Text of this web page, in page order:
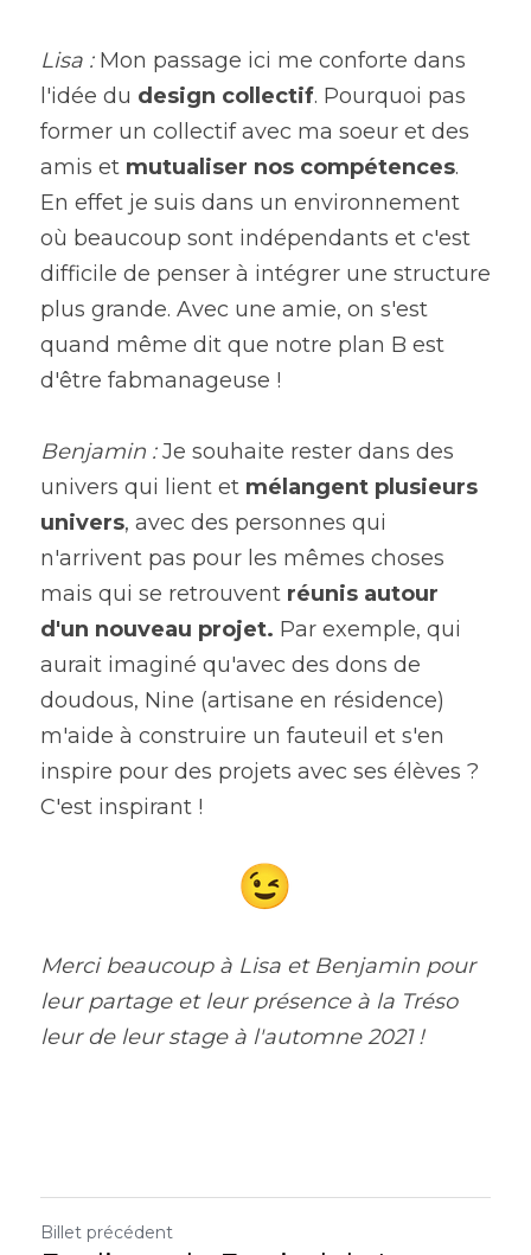
Lisa : Mon passage ici me conforte dans
l'idée du design collectif. Pourquoi pas
former un collectif avec ma soeur et des
amis et mutualiser nos compétences.
En effet je suis dans un environnement
où beaucoup sont indépendants et c'est
difficile de penser à intégrer une structure
plus grande. Avec une amie, on s'est
quand même dit que notre plan B est
d'être fabmanageuse !
Benjamin : Je souhaite rester dans des
univers qui lient et mélangent plusieurs
univers, avec des personnes qui
n'arrivent pas pour les mêmes choses
mais qui se retrouvent réunis autour
d'un nouveau projet. Par exemple, qui
aurait imaginé qu'avec des dons de
doudous, Nine (artisane en résidence)
m'aide à construire un fauteuil et s'en
inspire pour des projets avec ses élèves ?
C'est inspirant !
Merci beaucoup à Lisa et Benjamin pour
leur partage et leur présence à la Tréso
leur de leur stage à l'automne 2021 !
Billet précédent